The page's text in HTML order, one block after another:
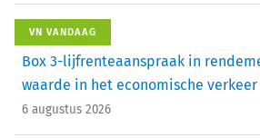
VN VANDAAG
Box 3-lijfrenteaanspraak in
waarde in het economische verkeer
6 augustus 2026